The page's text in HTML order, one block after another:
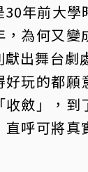
年前大學
為何又變
出舞台劇
玩的都願
收斂」，到
呼可將真